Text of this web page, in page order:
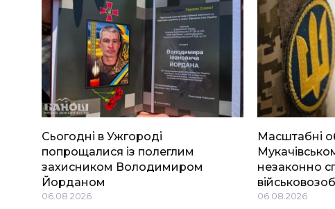
Сьогодні в Ужгороді
попрощалися із полеглим
захисником Володимиром
Йорданом
06.08.2026
Масштабні
незаконно
06.08.2026